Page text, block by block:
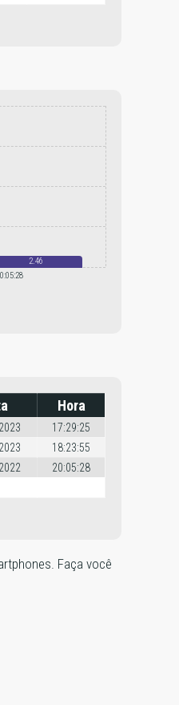
2.46
mbps
Hora
17:29:25
18:23:55
20:05:28
Faça você